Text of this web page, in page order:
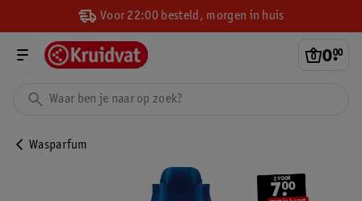
Voor 22:00 besteld, morgen in huis
0.
00
Wasparfum